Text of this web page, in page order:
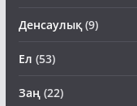
Денсаулық(9)
Ел (53)
Заң(22)